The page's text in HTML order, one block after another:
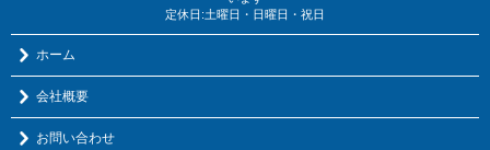
定休日:土曜日・日曜日・祝日
ホーム
会社概要
お問い合わせ